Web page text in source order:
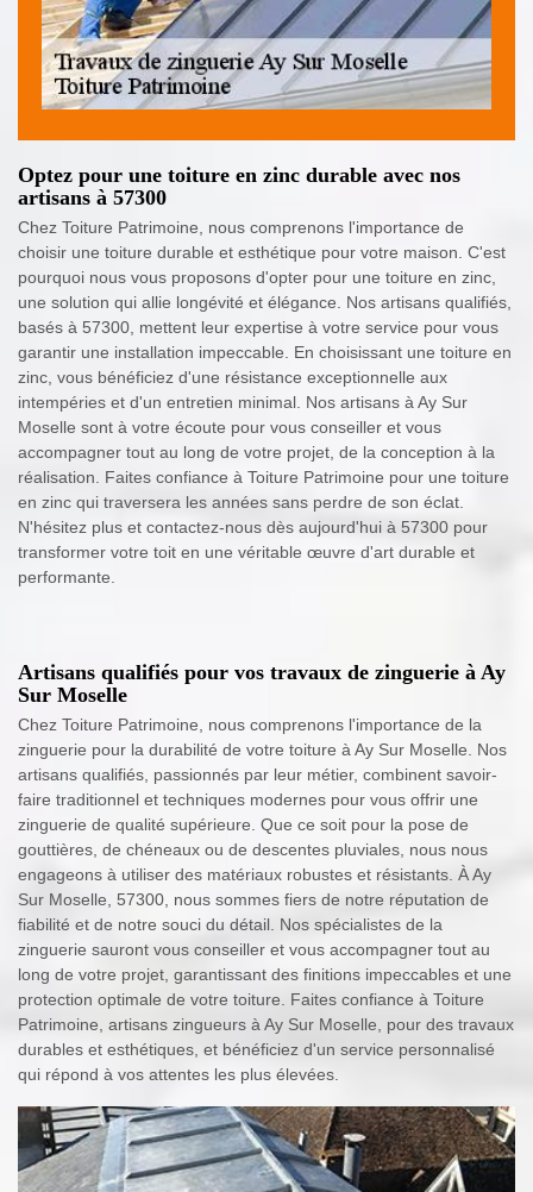
Optez pour une toiture en zinc durable avec nos
artisans à 57300
Chez Toiture Patrimoine, nous comprenons l'importance de
choisir une toiture durable et esthétique pour votre maison. C'est
pourquoi nous vous proposons d'opter pour une toiture en zinc,
une solution qui allie longévité et élégance. Nos artisans qualifiés,
basés à 57300, mettent leur expertise à votre service pour vous
garantir une installation impeccable. En choisissant une toiture en
zinc, vous bénéficiez d'une résistance exceptionnelle aux
intempéries et d'un entretien minimal. Nos artisans à Ay Sur
Moselle sont à votre écoute pour vous conseiller et vous
accompagner tout au long de votre projet, de la conception à la
réalisation. Faites confiance à Toiture Patrimoine pour une toiture
en zinc qui traversera les années sans perdre de son éclat.
N'hésitez plus et contactez-nous dès aujourd'hui à 57300 pour
transformer votre toit en une véritable œuvre d'art durable et
performante.
Artisans qualifiés pour vos travaux de zinguerie à Ay
Sur Moselle
Chez Toiture Patrimoine, nous comprenons l'importance de la
zinguerie pour la durabilité de votre toiture à Ay Sur Moselle. Nos
artisans qualifiés, passionnés par leur métier, combinent savoir-
faire traditionnel et techniques modernes pour vous offrir une
zinguerie de qualité supérieure. Que ce soit pour la pose de
gouttières, de chéneaux ou de descentes pluviales, nous nous
engageons à utiliser des matériaux robustes et résistants. À Ay
Sur Moselle, 57300, nous sommes fiers de notre réputation de
fiabilité et de notre souci du détail. Nos spécialistes de la
zinguerie sauront vous conseiller et vous accompagner tout au
long de votre projet, garantissant des finitions impeccables et une
protection optimale de votre toiture. Faites confiance à Toiture
Patrimoine, artisans zingueurs à Ay Sur Moselle, pour des travaux
durables et esthétiques, et bénéficiez d'un service personnalisé
qui répond à vos attentes les plus élevées.